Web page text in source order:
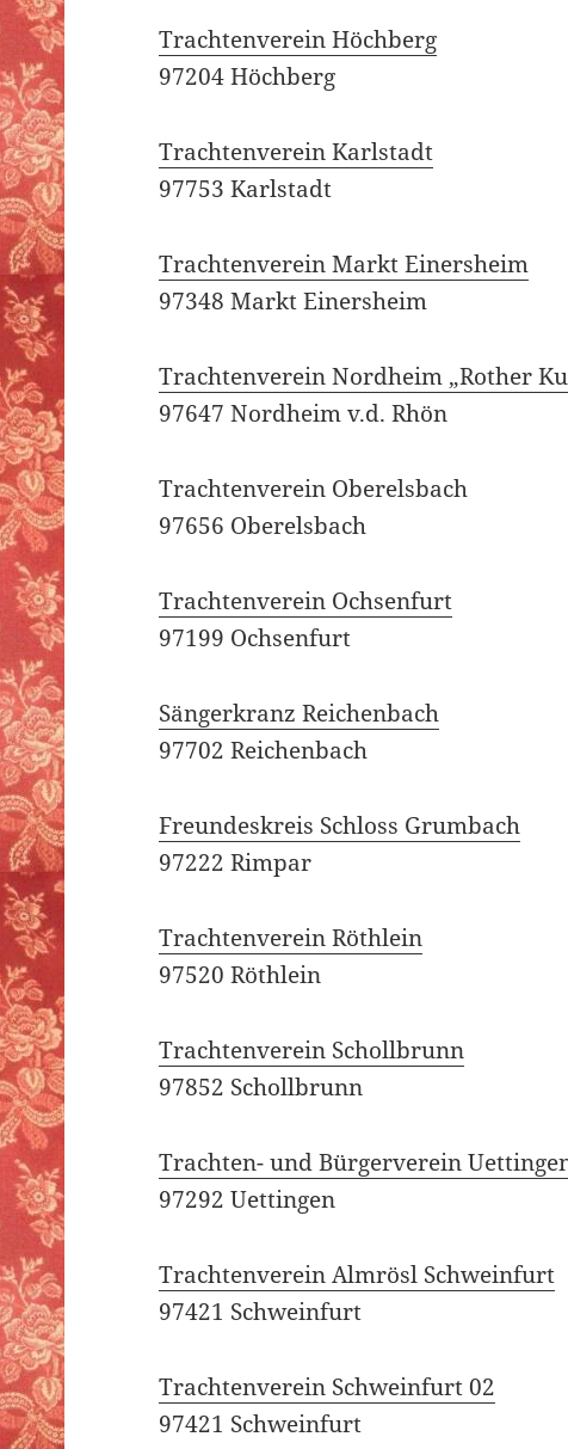
Trachtenverein Höchberg
97204 Höchberg
Trachtenverein Karlstadt
97753 Karlstadt
Trachtenverein Markt Einersheim
97348 Markt Einersheim
Trachtenverein Nordheim „Rother
97647 Nordheim v.d. Rhön
Trachtenverein Oberelsbach
97656 Oberelsbach
Trachtenverein Ochsenfurt
97199 Ochsenfurt
Sängerkranz Reichenbach
97702 Reichenbach
Freundeskreis Schloss Grumbach
97222 Rimpar
Trachtenverein Röthlein
97520 Röthlein
Trachtenverein Schollbrunn
97852 Schollbrunn
Trachten- und Bürgerverein
97292 Uettingen
Trachtenverein Almrösl Schweinfurt
97421 Schweinfurt
Trachtenverein Schweinfurt 02
97421 Schweinfurt